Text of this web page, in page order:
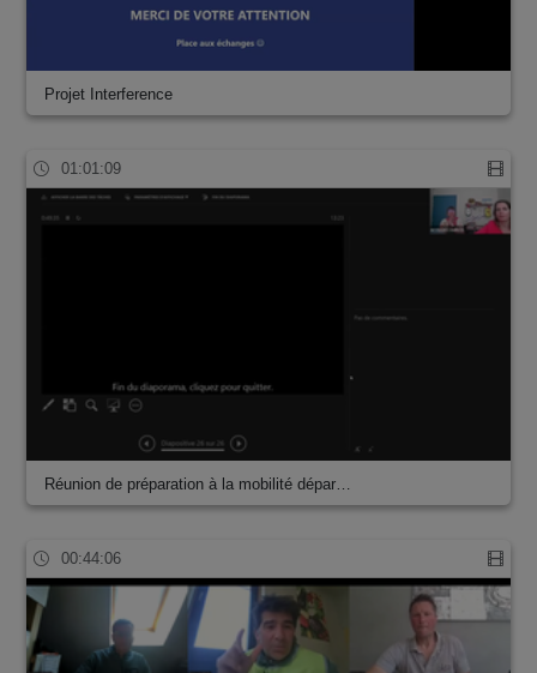
Projet Interference
01:01:09
Réunion de préparation à la mobilité dépar…
00:44:06